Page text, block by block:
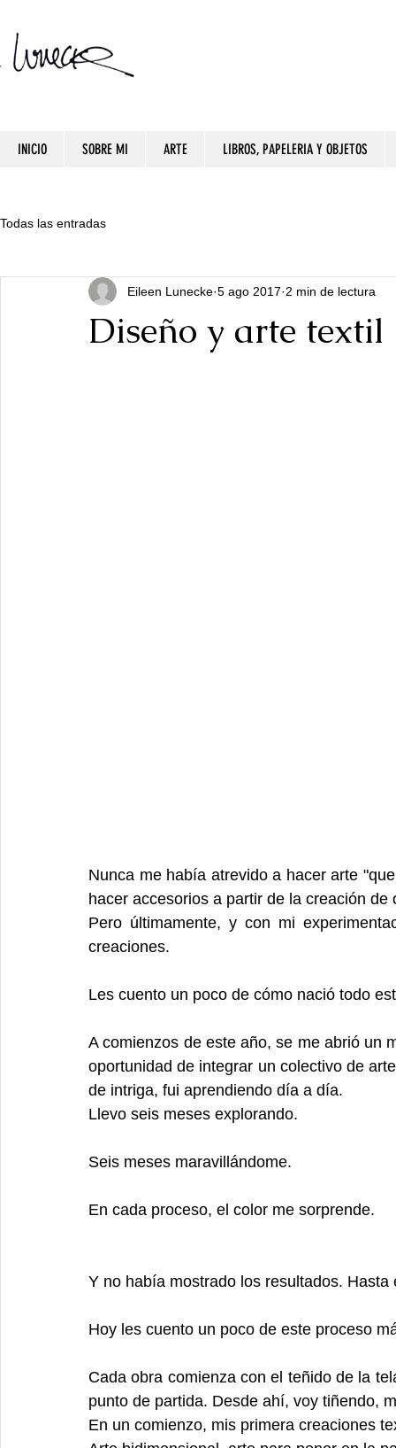
INICIO SOBRE MI ARTE LIBROS, PAPELERIA Y OBJETOS
Todas las entradas
Diseño y arte textil
Eileen Lunecke 5 ago 2017 2 min de lectura
Nunca me había atrevido a hacer arte
hacer accesorios a partir de la creación de
Pero últimamente, y con mi
creaciones.
Les cuento un poco de cómo nació todo
A comienzos de este año, se me abrió un
oportunidad de integrar un colectivo de
de intriga, fui aprendiendo día a día.
Llevo seis meses explorando.
Seis meses maravillándome.
En cada proceso, el color me sorprende.
Y no había mostrado los resultados. Hasta
Hoy les cuento un poco de este proceso
Cada obra comienza con el teñido de la
punto de partida. Desde ahí, voy tiñendo,
En un comienzo, mis primera creaciones